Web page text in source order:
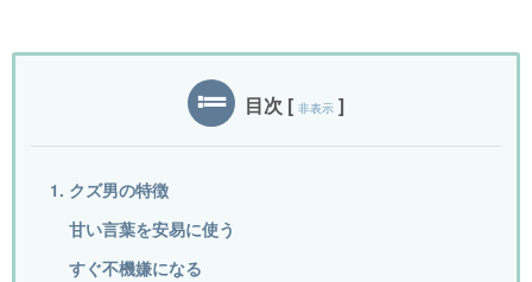
目次 [ 非表示 ]
1. クズ男の特徴
甘い言葉を安易に使う
すぐ不機嫌になる